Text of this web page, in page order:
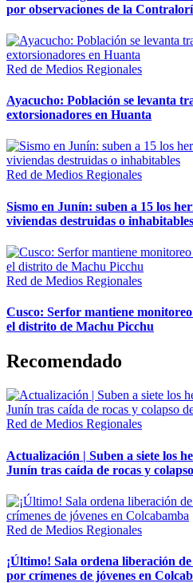
por observaciones de la
Red de Medios Regionales
Ayacucho: Población se levanta
extorsionadores en Huanta
Red de Medios Regionales
Sismo en Junín: suben a 15 los
viviendas destruidas o inhabitables
Red de Medios Regionales
Cusco: Serfor mantiene
el distrito de Machu Picchu
Recomendado
Red de Medios Regionales
Actualización | Suben a siete los
Junín tras caída de rocas y
Red de Medios Regionales
¡Último! Sala ordena liberación
por crímenes de jóvenes en